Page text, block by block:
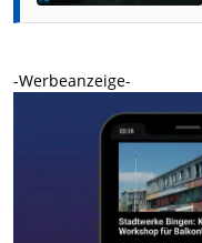
-Werbeanzeige-